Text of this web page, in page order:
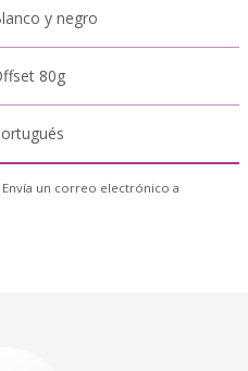
y negro
80g
Envía un correo electrónico a